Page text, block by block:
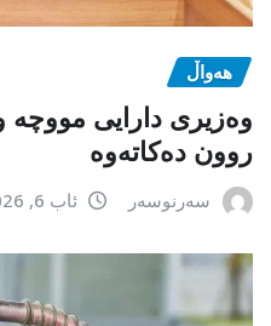
هەواڵ
وەزیری دارایی مووچە
روون دەکاتەوە
سەرنوسەر ئاب 6, 2026